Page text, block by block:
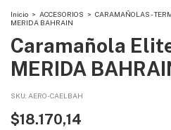
Inicio > ACCESORIOS > CARAMAÑOLAS -
MERIDA BAHRAIN
Caramañola
MERIDA
SKU: AERO-CAELBAH
$18.170,14